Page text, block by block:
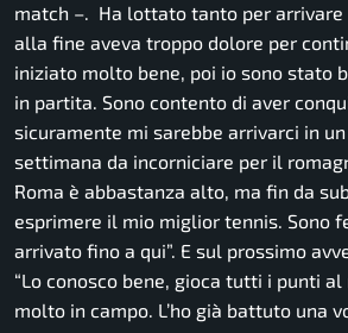
match –. Ha lottato tanto per arrivare
alla fine aveva troppo dolore per
iniziato molto bene, poi io sono stato
in partita. Sono contento di aver
sicuramente mi sarebbe arrivarci in un
settimana da incorniciare per il
Roma è abbastanza alto, ma fin da
esprimere il mio miglior tennis. Sono
arrivato fino a qui”. E sul prossimo
“Lo conosco bene, gioca tutti i punti
molto in campo. L’ho già battuto una